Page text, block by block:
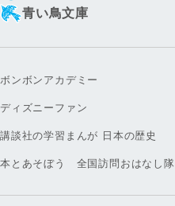
青い鳥文庫
ボンボンアカデミー
ディズニーファン
講談社の学習まんが 日本の歴史
本とあそぼう 全国訪問おはなし隊